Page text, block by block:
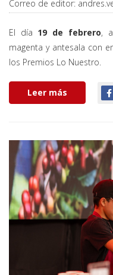
Correo de editor:
El día 19 de febrero,
magenta y antesala con
los Premios Lo Nuestro.
Leer más